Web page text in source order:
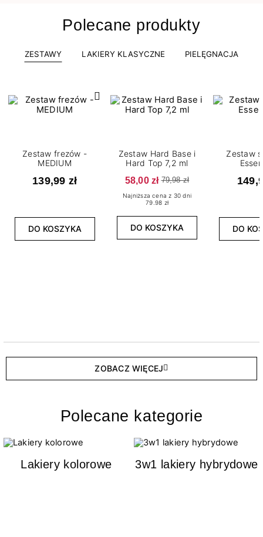
Polecane produkty
ZESTAWY LAKIERY KLASYCZNE PIELĘGNACJA
Zestaw frezów -
MEDIUM
139,99 zł
DO KOSZYKA
Zestaw Hard Base i
Hard Top 7,2 ml
58,00 zł 79,98 zł
Najniższa cena z 30 dni
79.98 zł
DO KOSZYKA
Zestaw
DO
ZOBACZ WIĘCEJ
Polecane kategorie
Lakiery kolorowe 3w1 lakiery hybrydowe